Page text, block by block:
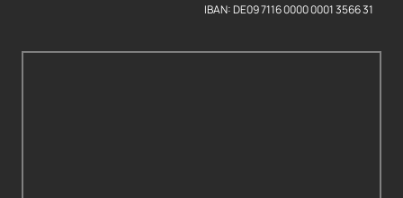
IBAN: DE09 7116 0000 0001 3566 31